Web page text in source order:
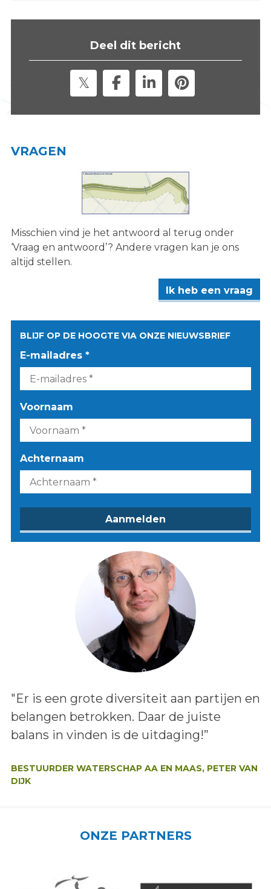
Deel dit bericht
VRAGEN
Misschien vind je het antwoord al terug onder
‘Vraag en antwoord’? Andere vragen kan je ons
altijd stellen.
Ik heb een vraag
BLIJF OP DE HOOGTE VIA ONZE NIEUWSBRIEF
E-mailadres *
Voornaam
Achternaam
Lees het bericht:
"Er is een grote diversiteit aan partijen en
belangen betrokken. Daar de juiste
balans in vinden is de uitdaging!”
BESTUURDER WATERSCHAP AA EN MAAS, PETER VAN
DIJK
ONZE PARTNERS